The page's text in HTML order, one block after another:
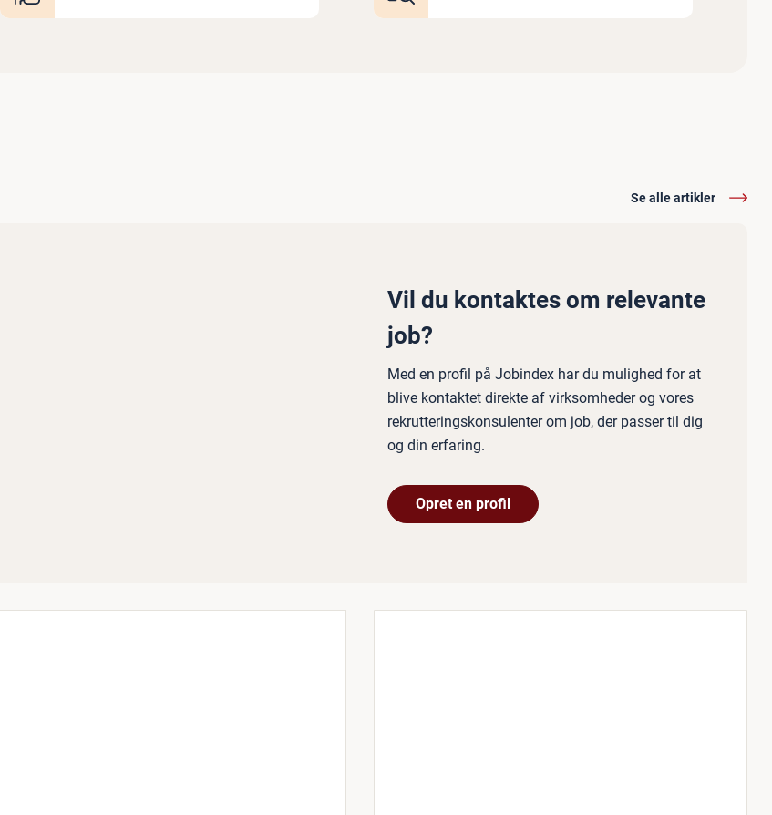
Se alle artikler
Vil du kontaktes om relevante
job?
Med en profil på Jobindex har du mulighed for at
blive kontaktet direkte af virksomheder og vores
rekrutteringskonsulenter om job, der passer til dig
og din erfaring.
Opret en profil